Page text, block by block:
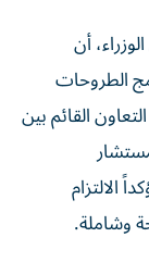
أن
برنامج الطروحات
إلى التعاون القائم بين
الالتزام
وشاملة.